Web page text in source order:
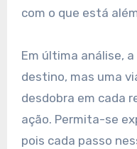
com o que está
Em última análise,
destino, mas uma
desdobra em cada
ação. Permita-se
pois cada passo